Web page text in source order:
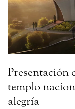
Presentación
templo
alegría